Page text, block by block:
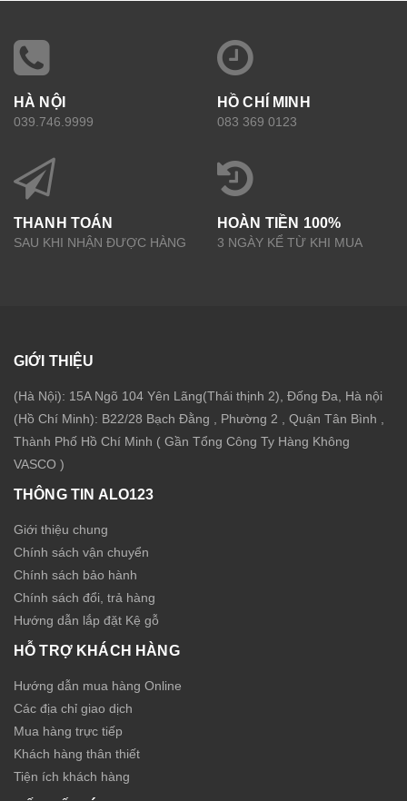
HÀ NỘI
039.746.9999
HỒ CHÍ MINH
083 369 0123
THANH TOÁN
SAU KHI NHẬN ĐƯỢC HÀNG
HOÀN TIỀN 100%
3 NGÀY KỂ TỪ KHI MUA
GIỚI THIỆU
(Hà Nội): 15A Ngõ 104 Yên Lãng(Thái thịnh 2), Đống Đa, Hà nội
(Hồ Chí Minh): B22/28 Bạch Đằng , Phường 2 , Quận Tân Bình ,
Thành Phố Hồ Chí Minh ( Gần Tổng Công Ty Hàng Không
VASCO )
THÔNG TIN ALO123
Giới thiệu chung
Chính sách vận chuyển
Chính sách bảo hành
Chính sách đổi, trả hàng
Hướng dẫn lắp đặt Kệ gỗ
HỖ TRỢ KHÁCH HÀNG
Hướng dẫn mua hàng Online
Các địa chỉ giao dịch
Mua hàng trực tiếp
Khách hàng thân thiết
Tiện ích khách hàng